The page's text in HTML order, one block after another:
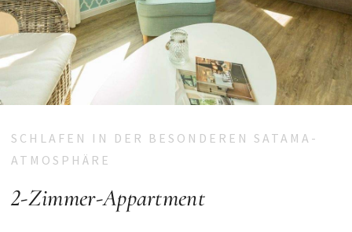
SCHLAFEN IN DER BESONDEREN SATAMA-
ATMOSPHÄRE
2-Zimmer-Appartment